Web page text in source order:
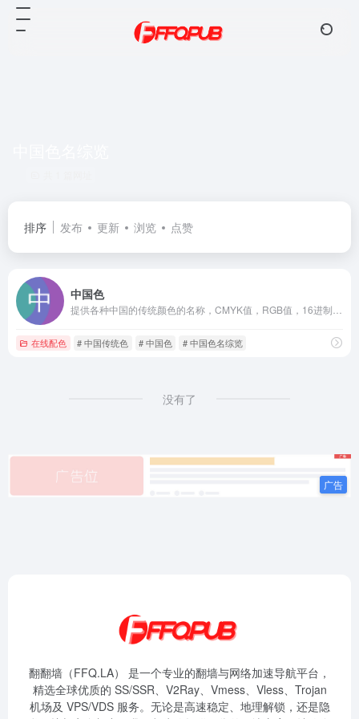
排序 发布 更新 浏览 点赞
中国色
在线配色 # 中国传统色 # 中国色 # 中国色名综览
没有了
翻翻墙（FFQ.LA） 是一个专业的翻墙与网络加速导航平台，
精选全球优质的 SS/SSR、V2Ray、Vmess、Vless、Trojan
机场及 VPS/VDS 服务。无论是高速稳定、地理解锁，还是隐